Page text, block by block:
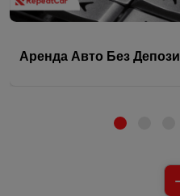
Аренда Авто Без